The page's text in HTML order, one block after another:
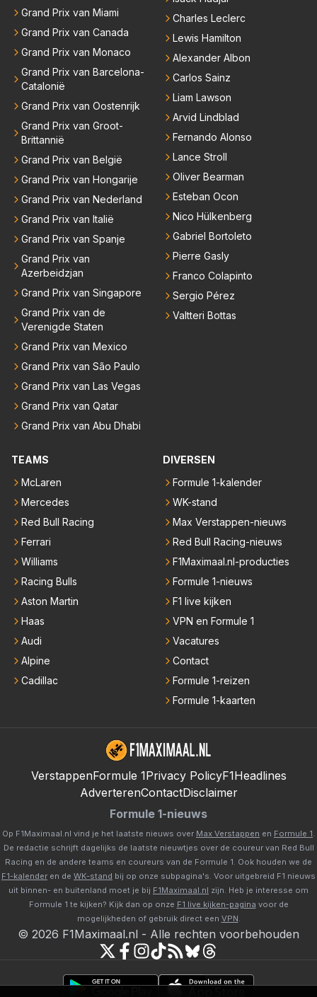
Grand Prix van Miami
Grand Prix van Canada
Grand Prix van Monaco
Grand Prix van Barcelona-
Catalonië
Grand Prix van Oostenrijk
Grand Prix van Groot-
Brittannië
Grand Prix van België
Grand Prix van Hongarije
Grand Prix van Nederland
Grand Prix van Italië
Grand Prix van Spanje
Grand Prix van
Azerbeidzjan
Grand Prix van Singapore
Grand Prix van de
Verenigde Staten
Grand Prix van Mexico
Grand Prix van São Paulo
Grand Prix van Las Vegas
Grand Prix van Qatar
Grand Prix van Abu Dhabi
Charles Leclerc
Lewis Hamilton
Alexander Albon
Carlos Sainz
Liam Lawson
Arvid Lindblad
Fernando Alonso
Lance Stroll
Oliver Bearman
Esteban Ocon
Nico Hülkenberg
Gabriel Bortoleto
Pierre Gasly
Franco Colapinto
Sergio Pérez
Valtteri Bottas
TEAMS
McLaren
Mercedes
Red Bull Racing
Ferrari
Williams
Racing Bulls
Aston Martin
Haas
Audi
Alpine
Cadillac
DIVERSEN
Formule 1-kalender
WK-stand
Max Verstappen-nieuws
Red Bull Racing-nieuws
F1Maximaal.nl-producties
Formule 1-nieuws
F1 live kijken
VPN en Formule 1
Vacatures
Contact
Formule 1-reizen
Formule 1-kaarten
VerstappenFormule 1Privacy PolicyF1Headlines
AdverterenContactDisclaimer
Formule 1-nieuws
Op F1Maximaal.nl vind je het laatste nieuws over Max Verstappen en Formule 1.
De redactie schrijft dagelijks de laatste nieuwtjes over de coureur van Red Bull
Racing en de andere teams en coureurs van de Formule 1. Ook houden we de
F1-kalender en de WK-stand bij op onze subpagina's. Voor uitgebreid F1 nieuws
uit binnen- en buitenland moet je bij F1Maximaal.nl zijn. Heb je interesse om
Formule 1 te kijken? Kijk dan op onze F1 live kijken-pagina voor de
mogelijkheden of gebruik direct een VPN.
© 2026 F1Maximaal.nl - Alle rechten voorbehouden